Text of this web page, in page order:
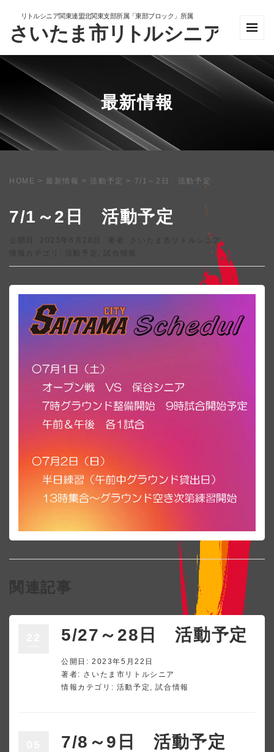
最新情報
HOME > 最新情報 > 活動予定 > 7/1～2日 活動予定
7/1～2日 活動予定
さいたま市リトルシニア
関連記事
5/27～28日 活動予定
公開日: 2023年5月22日
著者: さいたま市リトルシニア
情報カテゴリ: 活動予定 ,試合情報
7/8～9日 活動予定